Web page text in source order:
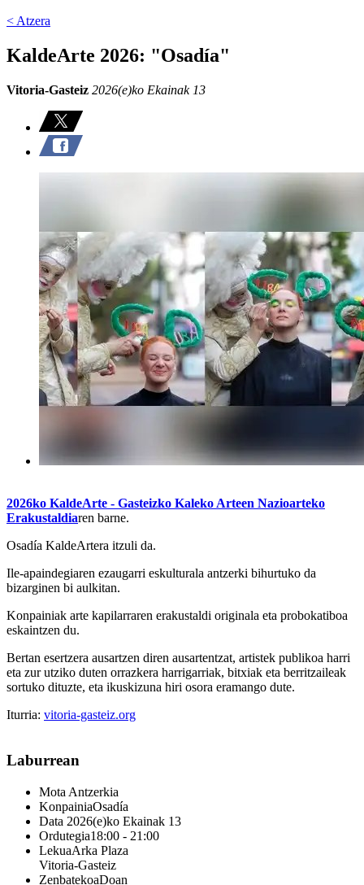
< Atzera
KaldeArte 2026: "Osadía"
Vitoria-Gasteiz 2026(e)ko Ekainak 13
2026ko KaldeArte - Gasteizko Kaleko Arteen Nazioarteko
Erakustaldiaren barne.
Osadía KaldeArtera itzuli da.
Ile-apaindegiaren ezaugarri eskulturala antzerki bihurtuko da
bizarginen bi aulkitan.
Konpainiak arte kapilarraren erakustaldi originala eta probokatiboa
eskaintzen du.
Bertan esertzera ausartzen diren ausartentzat, artistek publikoa harri
eta zur utziko duten orrazkera harrigarriak, bitxiak eta berritzaileak
sortuko dituzte, eta ikuskizuna hiri osora eramango dute.
Iturria: vitoria-gasteiz.org
Laburrean
Mota Antzerkia
KonpainiaOsadía
Data 2026(e)ko Ekainak 13
Ordutegia18:00 - 21:00
LekuaArka Plaza
Vitoria-Gasteiz
ZenbatekoaDoan